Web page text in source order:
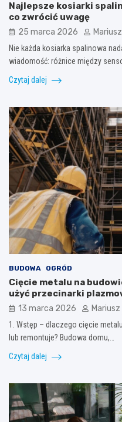
Najlepsze kosiarki
co zwrócić uwagę
25 marca 2026
Nie każda kosiarka spalinowa
wiadomość: różnice między
Czytaj dalej
BUDOWA OGRÓD
Cięcie metalu na
użyć przecinarki
13 marca 2026
1. Wstęp – dlaczego cięcie
lub remontuje? Budowa domu,…
Czytaj dalej